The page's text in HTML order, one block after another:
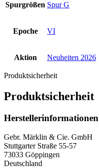
Spurgrößen Spur G
Epoche VI
Aktion Neuheiten 2026
Produktsicherheit
Produktsicherheit
Herstellerinformationen
Gebr. Märklin & Cie. GmbH
Stuttgarter Straße 55-57
73033 Göppingen
Deutschland